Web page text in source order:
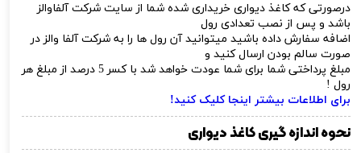
درصورتی که کاغذ دیواری خریداری شده شما از سایت شرکت آلفاوالز
باشد و پس از نصب تعدادی رول
اضافه سفارش داده باشید میتوانید آن رول ها را به شرکت آلفا والز در
صورت سالم بودن ارسال کنید و
مبلغ پرداختی شما برای شما عودت خواهد شد با کسر 5 درصد از مبلغ هر
رول !
برای اطلاعات بیشتر اینجا کلیک کنید!
نحوه اندازه گیری کاغذ دیواری